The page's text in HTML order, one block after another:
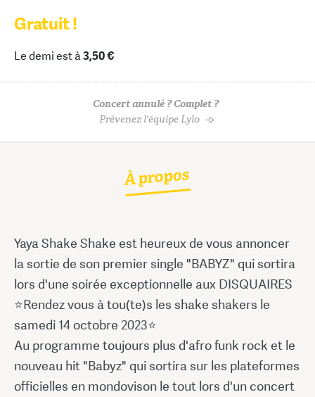
Gratuit !
Le demi est à3,50 €
Concert annulé ? Complet ?
Prévenez l'équipe Lylo
À propos
Yaya Shake Shake est heureux de vous annoncer
la sortie de son premier single "BABYZ" qui sortira
lors d'une soirée exceptionnelle aux DISQUAIRES
⭐️Rendez vous à tou(te)s les shake shakers le
samedi 14 octobre 2023⭐️
Au programme toujours plus d'afro funk rock et le
nouveau hit "Babyz" qui sortira sur les plateformes
officielles en mondovison le tout lors d'un concert